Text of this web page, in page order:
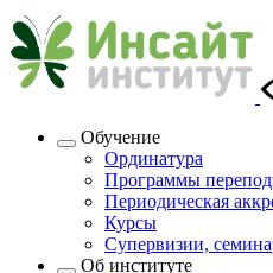
Обучение
Ординатура
Программы
Периодическая
Курсы
Супервизии,
Об институте